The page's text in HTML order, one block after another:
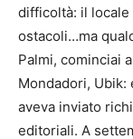
difficoltà: il
ostacoli…ma
Palmi, cominciai
Mondadori, Ubik:
aveva inviato
editoriali. A